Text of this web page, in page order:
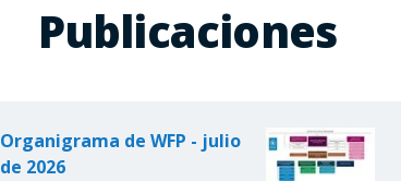
Publicaciones
Organigrama de WFP - julio
de 2026